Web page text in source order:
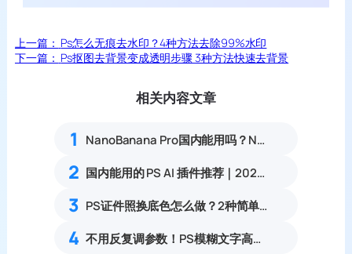
上一篇： Ps怎么无痕去水印？4种方法去除99%水印
下一篇： Ps抠图去背景变成透明步骤 3种方法快速去背景
相关内容文章
1 NanoBanana Pro国内能用吗？Nano banana使用教程
2 国内能用的 PS AI 插件推荐｜2026 4款AI插件最新实测
3 PS证件照换底色怎么做？2种简单处理方式
4 不用反复调参数！PS模糊文字高清修复方法